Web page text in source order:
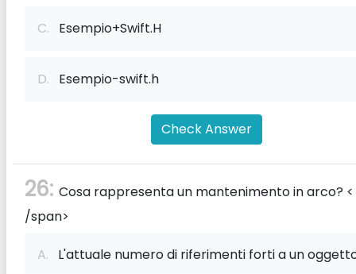
C. Esempio+Swift.H
D. Esempio-swift.h
Check Answer
26: Cosa rappresenta un mantenimento in arco? <
/span>
A. L'attuale numero di riferimenti forti a un